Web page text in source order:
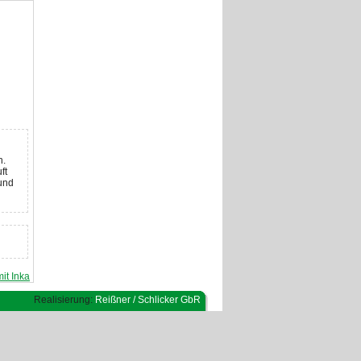
Inka
Realisierung: Reißner / Schlicker GbR